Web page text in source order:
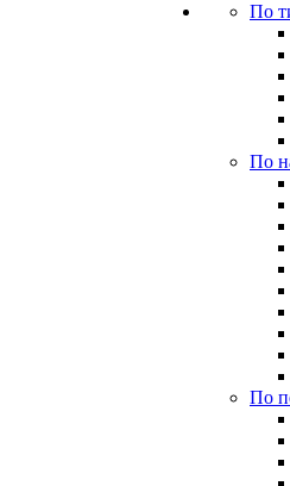
По
По
По